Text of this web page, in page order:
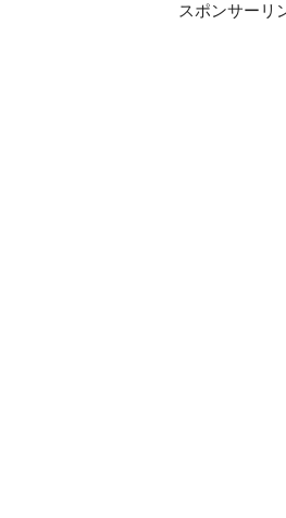
スポンサーリ